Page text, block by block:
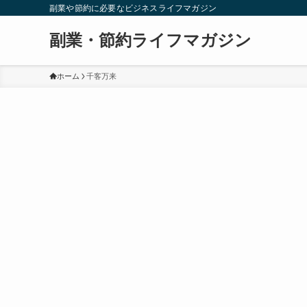
副業や節約に必要なビジネスライフマガジン
副業・節約ライフマガジン
ホーム 千客万来